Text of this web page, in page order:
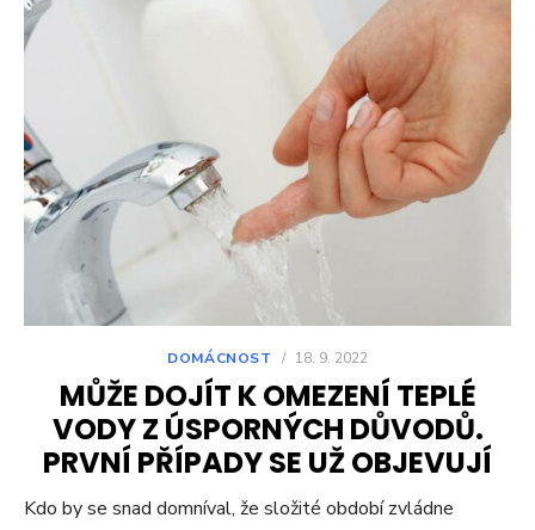
DOMÁCNOST / 18. 9. 2022
MŮŽE DOJÍT K OMEZENÍ TEPLÉ
VODY Z ÚSPORNÝCH DŮVODŮ.
PRVNÍ PŘÍPADY SE UŽ OBJEVUJÍ
Kdo by se snad domníval, že složité období zvládne